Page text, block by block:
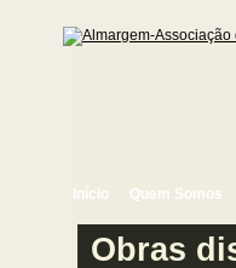
Início Quem Somos
Obras